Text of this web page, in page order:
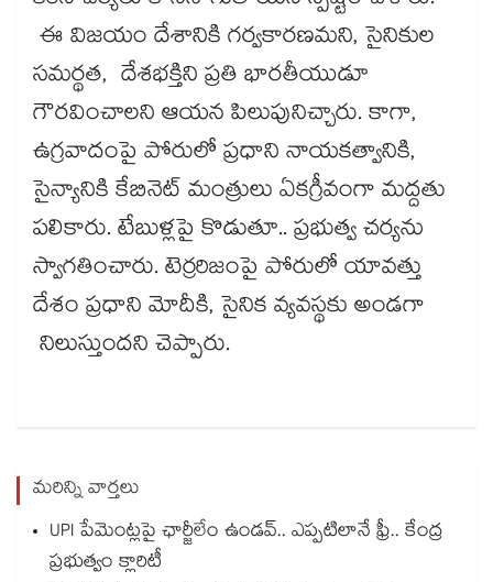
ఈ విజయం దేశానికి గర్వకారణమని, సైనికుల
సమర్థత, దేశభక్తిని ప్రతి భారతీయుడూ
గౌరవించాలని ఆయన పిలుపునిచ్చారు. కాగా,
ఉగ్రవాదంపై పోరులో ప్రధాని నాయకత్వానికి,
సైన్యానికి కేబినెట్ మంత్రులు ఏకగ్రీవంగా మద్దతు
పలికారు. టేబుళ్లపై కొడుతూ.. ప్రభుత్వ చర్యను
స్వాగతించారు. టెర్రరిజంపై పోరులో యావత్తు
దేశం ప్రధాని మోదీకి, సైనిక వ్యవస్థకు అండగా
నిలుస్తుందని చెప్పారు.
మరిన్ని వార్తలు
UPI పేమెంట్లపై ఛార్జీలేం ఉండవ్.. ఎప్పటిలానే ఫ్రీ.. కేంద్ర
ప్రభుత్వం క్లారిటీ